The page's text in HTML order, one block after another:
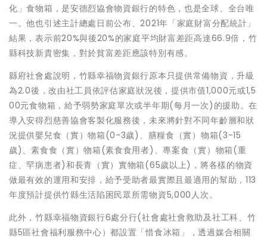
化」食物箱，是安德烈協會物資銀行的特色，也是全球、全台唯
一。他也引述主計總處日前公布、2021年「家庭財富分配統計」
結果，表示前20%與後20%的家庭平均財富差距高達66.9倍，竹
縣科技新貴密集，對於貧富差距應該特別有感。
縣府社會處說明，竹縣幸福物資銀行原本只提供常備物資，升級
為2.0後，改由社工員依評估家庭狀況後，提供市值1,000元或1,5
00元食物箱，給予弱勢家庭單次或半年期(每月一次)的援助。在
導入安得烈慈善協會客製化服務後，未來將針對不同年齡層和狀
況提供嬰兒食（實）物箱(0-3歲)、膳糧食（實）物箱(3-15
歲)、素食食（實）物箱(素食食用者)、專案食（實）物箱(重
症、罕病患者)和長青（實）實物箱(65歲以上)，將各樣的物資
做最有效的運用和安排，給予受助者最實際且最適用的幫助，113
年度預計提供竹縣生活陷困民眾所需物資5,000人次。
此外，竹縣幸福物資銀行6處分行(社會處社會救助及社工科、竹
縣5區社會福利服務中心）都設置「惜食冰箱」，透過媒合相關